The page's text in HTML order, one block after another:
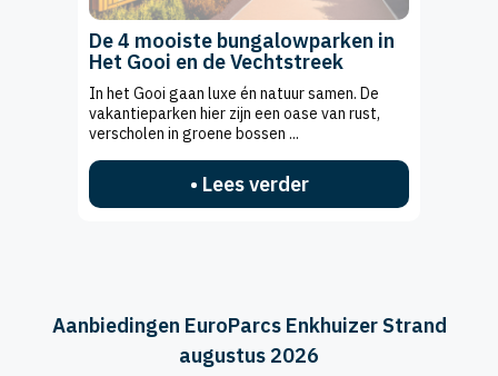
De 4 mooiste bungalowparken in
Het Gooi en de Vechtstreek
In het Gooi gaan luxe én natuur samen. De
vakantieparken hier zijn een oase van rust,
verscholen in groene bossen ...
• Lees verder
Aanbiedingen EuroParcs Enkhuizer Strand
augustus 2026